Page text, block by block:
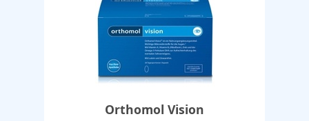
Orthomol Vision